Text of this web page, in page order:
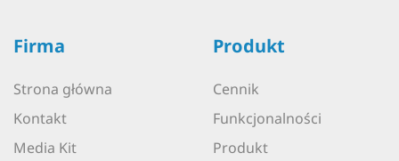
Firma
Strona główna
Kontakt
Media Kit
Produkt
Cennik
Funkcjonalności
Produkt